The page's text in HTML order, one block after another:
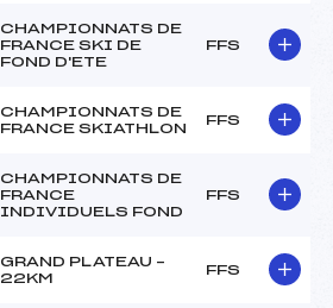
CHAMPIONNATS DE
FRANCE SKI DE
FOND D'ETE
FFS
CHAMPIONNATS DE
FRANCE SKIATHLON
FFS
CHAMPIONNATS DE
FRANCE
INDIVIDUELS FOND
FFS
GRAND PLATEAU –
22KM
FFS